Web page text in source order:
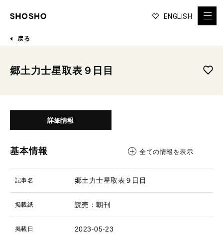
ENGLISH
戻る
郷土力士星取表９日目
詳細情報
基本情報 全ての情報を表示
記事名 郷土力士星取表９日目
掲載紙 読売：朝刊
掲載日 2023-05-23